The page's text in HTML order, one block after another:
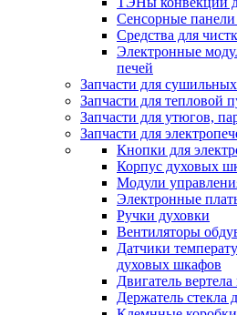
Сенсорные
Средства для
Электронные
печей
Запчасти для
Запчасти для тепловой
Запчасти для утюгов,
Запчасти для
Кнопки для
Корпус духовых
Модули
Электронные
Ручки духовки
Вентиляторы
Датчики
духовых шкафов
Двигатель
Держатель стекла